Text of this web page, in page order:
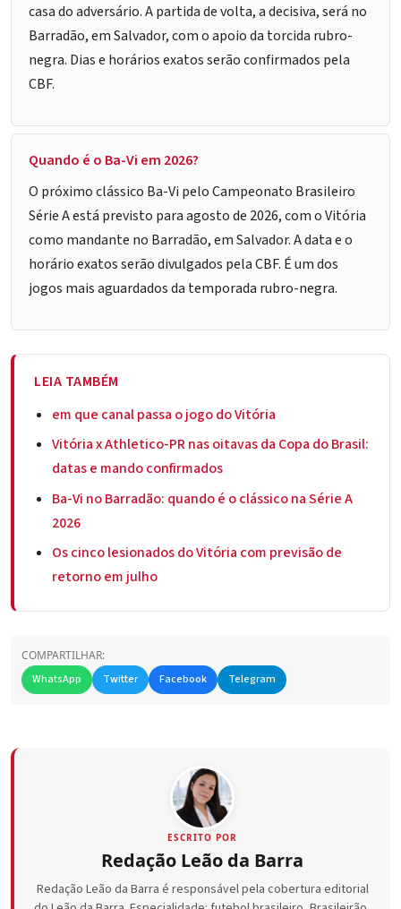
casa do adversário. A partida de volta, a decisiva, será no
Barradão, em Salvador, com o apoio da torcida rubro-
negra. Dias e horários exatos serão confirmados pela
CBF.
Quando é o Ba-Vi em 2026?
O próximo clássico Ba-Vi pelo Campeonato Brasileiro
Série A está previsto para agosto de 2026, com o Vitória
como mandante no Barradão, em Salvador. A data e o
horário exatos serão divulgados pela CBF. É um dos
jogos mais aguardados da temporada rubro-negra.
LEIA TAMBÉM
em que canal passa o jogo do Vitória
Vitória x Athletico-PR nas oitavas da Copa do Brasil:
datas e mando confirmados
Ba-Vi no Barradão: quando é o clássico na Série A
2026
Os cinco lesionados do Vitória com previsão de
retorno em julho
COMPARTILHAR:
WhatsApp
Twitter Facebook Telegram
ESCRITO POR
Redação Leão da Barra
Redação Leão da Barra é responsável pela cobertura editorial